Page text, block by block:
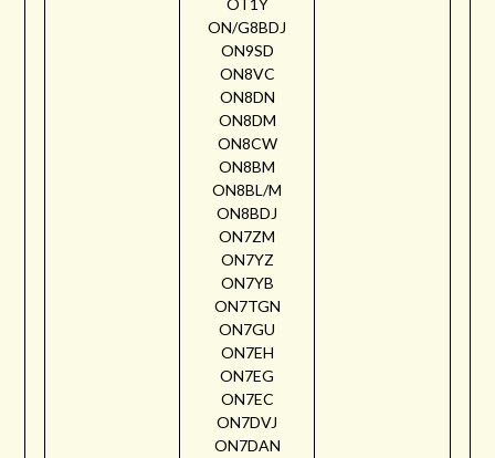
OT1Y
ON/G8BDJ
ON9SD
ON8VC
ON8DN
ON8DM
ON8CW
ON8BM
ON8BL/M
ON8BDJ
ON7ZM
ON7YZ
ON7YB
ON7TGN
ON7GU
ON7EH
ON7EG
ON7EC
ON7DVJ
ON7DAN